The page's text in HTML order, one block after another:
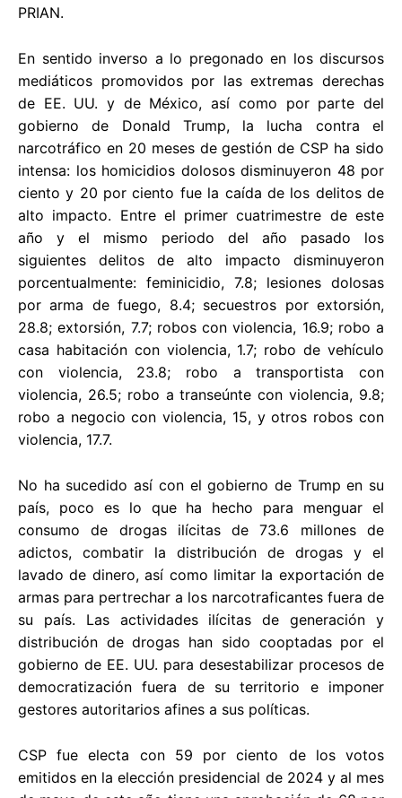
PRIAN.
En sentido inverso a lo pregonado en los discursos
mediáticos promovidos por las extremas derechas
de EE. UU. y de México, así como por parte del
gobierno de Donald Trump, la lucha contra el
narcotráfico en 20 meses de gestión de CSP ha sido
intensa: los homicidios dolosos disminuyeron 48 por
ciento y 20 por ciento fue la caída de los delitos de
alto impacto. Entre el primer cuatrimestre de este
año y el mismo periodo del año pasado los
siguientes delitos de alto impacto disminuyeron
porcentualmente: feminicidio, 7.8; lesiones dolosas
por arma de fuego, 8.4; secuestros por extorsión,
28.8; extorsión, 7.7; robos con violencia, 16.9; robo a
casa habitación con violencia, 1.7; robo de vehículo
con violencia, 23.8; robo a transportista con
violencia, 26.5; robo a transeúnte con violencia, 9.8;
robo a negocio con violencia, 15, y otros robos con
violencia, 17.7.
No ha sucedido así con el gobierno de Trump en su
país, poco es lo que ha hecho para menguar el
consumo de drogas ilícitas de 73.6 millones de
adictos, combatir la distribución de drogas y el
lavado de dinero, así como limitar la exportación de
armas para pertrechar a los narcotraficantes fuera de
su país. Las actividades ilícitas de generación y
distribución de drogas han sido cooptadas por el
gobierno de EE. UU. para desestabilizar procesos de
democratización fuera de su territorio e imponer
gestores autoritarios afines a sus políticas.
CSP fue electa con 59 por ciento de los votos
emitidos en la elección presidencial de 2024 y al mes